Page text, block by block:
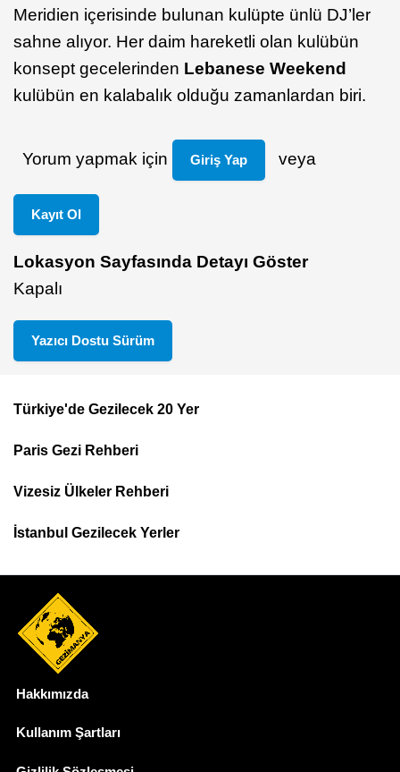
Meridien içerisinde bulunan kulüpte ünlü DJ’ler
sahne alıyor. Her daim hareketli olan kulübün
konsept gecelerinden Lebanese Weekend
kulübün en kalabalık olduğu zamanlardan biri.
Yorum yapmak için Giriş Yap veya
Kayıt Ol
Lokasyon Sayfasında Detayı Göster
Kapalı
Yazıcı Dostu Sürüm
Top
Menu
Türkiye'de Gezilecek 20 Yer
Paris Gezi Rehberi
Vizesiz Ülkeler Rehberi
İstanbul Gezilecek Yerler
Hakkımızda
Kullanım Şartları